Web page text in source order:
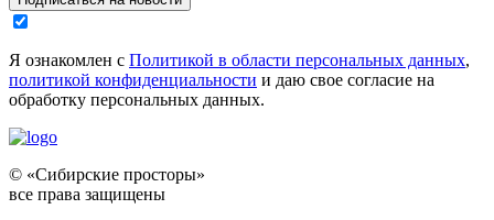
Я ознакомлен с Политикой в области персональных данных,
политикой конфиденциальности и даю свое согласие на
обработку персональных данных.
© «Сибирские просторы»
все права защищены